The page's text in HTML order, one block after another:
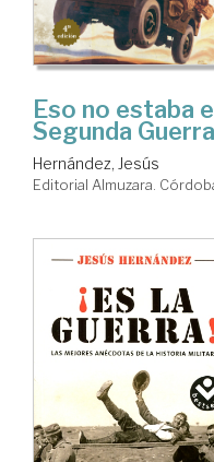
Eso no estaba
Segunda
Hernández, Jesús
Editorial Almuzara.